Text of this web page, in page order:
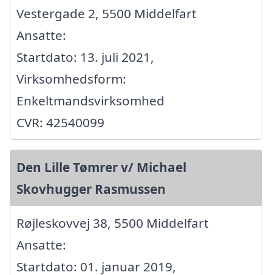
Vestergade 2, 5500 Middelfart
Ansatte:
Startdato: 13. juli 2021,
Virksomhedsform:
Enkeltmandsvirksomhed
CVR: 42540099
Den Lille Tømrer v/ Michael
Skovhugger Rasmussen
Røjleskovvej 38, 5500 Middelfart
Ansatte:
Startdato: 01. januar 2019,